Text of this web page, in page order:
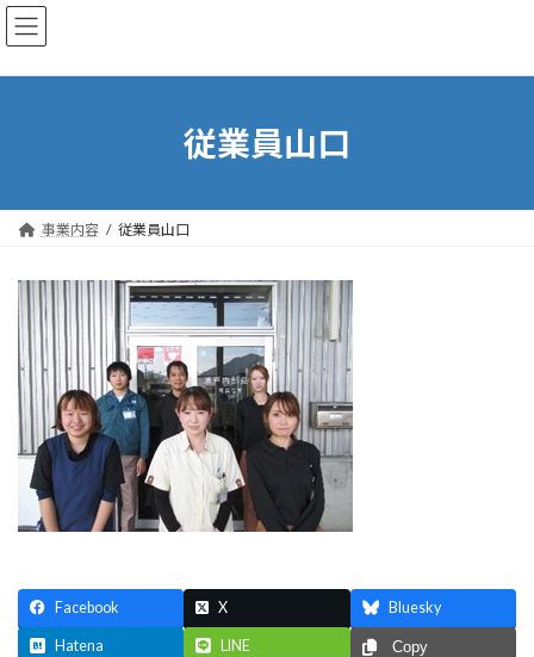
コ
ン
ン
ナ
ビ
ー
従業員山口
事業内容 従業員山口
Facebook X Bluesky
Hatena LINE Copy